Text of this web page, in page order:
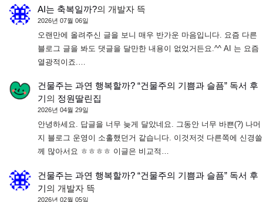
AI는 축복일까?의 개발자 뜩
2026년 07월 06일
오랜만에 올려주신 글을 보니 매우 반가운 마음입니다. 요즘 다른
블로그 글을 봐도 댓글을 달만한 내용이 없었거든요.^^ AI 는 요즘
열광적이죠.…
건물주는 과연 행복할까? “건물주의 기쁨과 슬픔” 독서 후
기의 정원딸린집
2026년 04월 29일
안녕하세요. 답글을 너무 늦게 달았네요. 그동안 너무 바쁜(?) 나머
지 블로그 운영이 소홀했던거 같습니다. 이것저것 다른쪽에 신경쓸
께 많아서요 ㅎㅎㅎㅎ 이글은 비교적…
건물주는 과연 행복할까? “건물주의 기쁨과 슬픔” 독서 후
기의 개발자 뜩
2026년 02월 05일